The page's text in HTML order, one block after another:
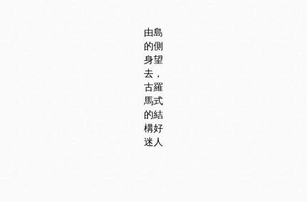
由島
的側
身望
去，
古羅
馬式
的結
構好
迷人